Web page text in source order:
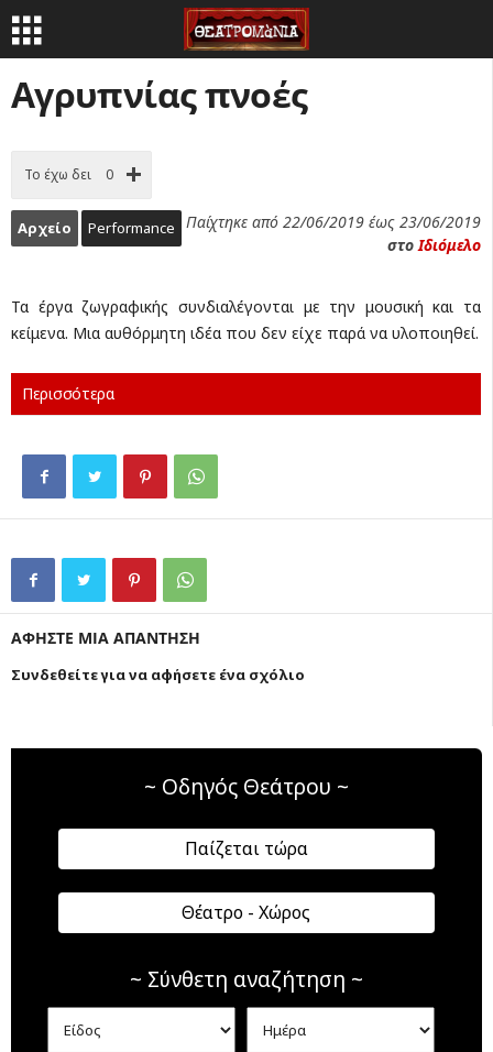
Αγρυπνίας πνοές
Το έχω δει 0
Αρχείο Performance
Παίχτηκε από 22/06/2019 έως 23/06/2019
στοΙδιόμελο
Τα έργα ζωγραφικής συνδιαλέγονται με την μουσική και τα
κείμενα. Μια αυθόρμητη ιδέα που δεν είχε παρά να υλοποιηθεί.
Περισσότερα
ΑΦΗΣΤΕ ΜΙΑ ΑΠΑΝΤΗΣΗ
Συνδεθείτε για να αφήσετε ένα σχόλιο
~ Οδηγός Θεάτρου ~
Παίζεται τώρα
Θέατρο - Χώρος
~ Σύνθετη αναζήτηση ~